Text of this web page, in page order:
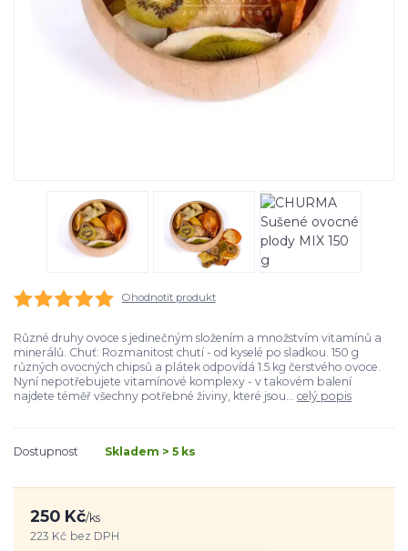
Ohodnotit produkt
Různé druhy ovoce s jedinečným složením a množstvím vitamínů a
minerálů. Chuť: Rozmanitost chutí - od kyselé po sladkou. 150 g
různých ovocných chipsů a plátek odpovídá 1.5 kg čerstvého ovoce.
Nyní nepotřebujete vitamínové komplexy - v takovém balení
najdete téměř všechny potřebné živiny, které jsou... celý popis
Dostupnost Skladem > 5 ks
250 Kč/ks
223 Kč bez DPH